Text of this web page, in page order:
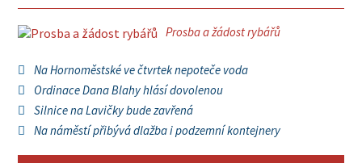
Prosba a žádost rybářů
Na Hornoměstské ve čtvrtek nepoteče voda
Ordinace Dana Blahy hlásí dovolenou
Silnice na Lavičky bude zavřená
Na náměstí přibývá dlažba i podzemní kontejnery